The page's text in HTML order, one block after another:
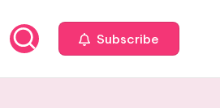
Subscribe